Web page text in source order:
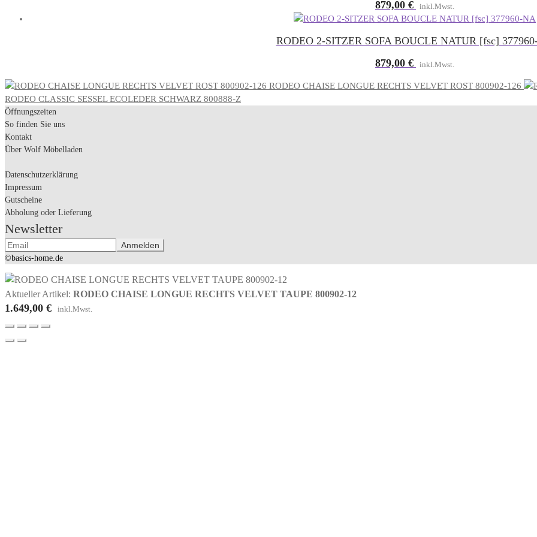
879,00 € inkl.Mwst.
RODEO 2-SITZER SOFA BOUCLE NATUR [fsc]
879,00 € inkl.Mwst.
RODEO CHAISE LONGUE RECHTS VELVET ROST 800902-126
RODEO CLASSIC SESSEL ECOLEDER SCHWARZ 800888-Z
Öffnungszeiten
So finden Sie uns
Kontakt
Über Wolf Möbelladen
Datenschutzerklärung
Impressum
Gutscheine
Abholung oder Lieferung
Newsletter
©basics-home.de
Aktueller Artikel: RODEO CHAISE LONGUE RECHTS VELVET TAUPE 800902-12
1.649,00 € inkl.Mwst.